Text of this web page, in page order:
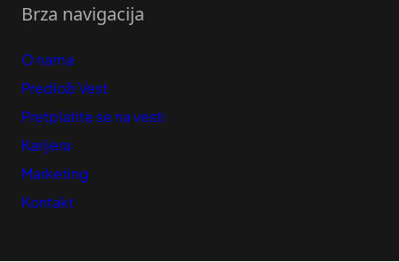
Brza navigacija
O nama
Predloži Vest
Pretplatite se na vesti
Karijera
Marketing
Kontakt